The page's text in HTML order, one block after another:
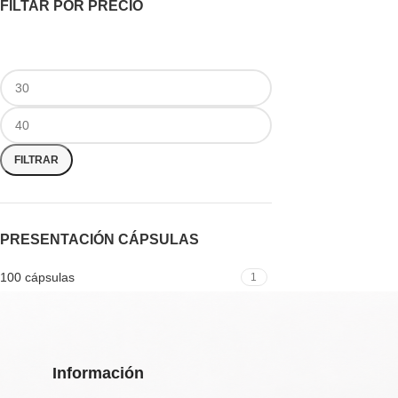
FILTAR POR PRECIO
FILTRAR
PRESENTACIÓN CÁPSULAS
100 cápsulas 1
Información